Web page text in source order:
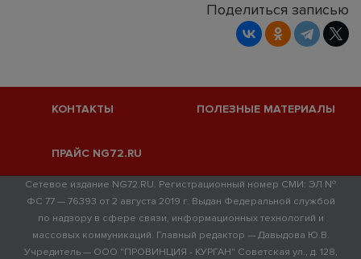
Поделиться записью
КОНТАКТЫ ПОЛЕЗНЫЕ МАТЕРИАЛЫ
ПРАЙС NG72.RU
Сетевое издание NG72.RU. Регистрационный номер СМИ: ЭЛ №
ФС 77 — 76393 от 2 августа 2019 г. Выдан Федеральной службой
по надзору в сфере связи, информационных технологий и
массовых коммуникаций. Главный редактор — Давыдова Ю.В.
Учредитель — ООО "ПРОВИНЦИЯ - КУРГАН" Советская ул., д. 128,